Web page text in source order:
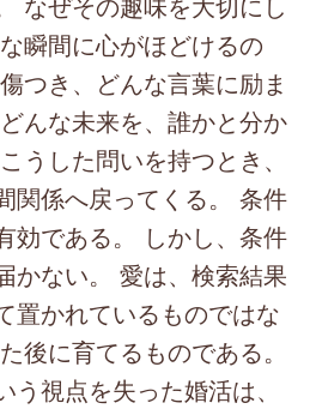
瞬間に心がほどけるの
つき、どんな言葉に励ま
んな未来を、誰かと分か
うした問いを持つとき、
関係へ戻ってくる。 条件
効である。 しかし、条件
かない。 愛は、検索結果
置かれているものではな
後に育てるものである。
視点を失った婚活は、